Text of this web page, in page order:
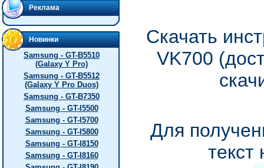
Реклама
Новинки
Samsung - GT-B5510
(Galaxy Y Pro)
Samsung - GT-B5512
(Galaxy Y Pro Duos)
Samsung - GT-B7350
Samsung - GT-I5500
Samsung - GT-I5700
Samsung - GT-I5800
Samsung - GT-I8150
Samsung - GT-I8160
Скачать
VK700
Для
текст